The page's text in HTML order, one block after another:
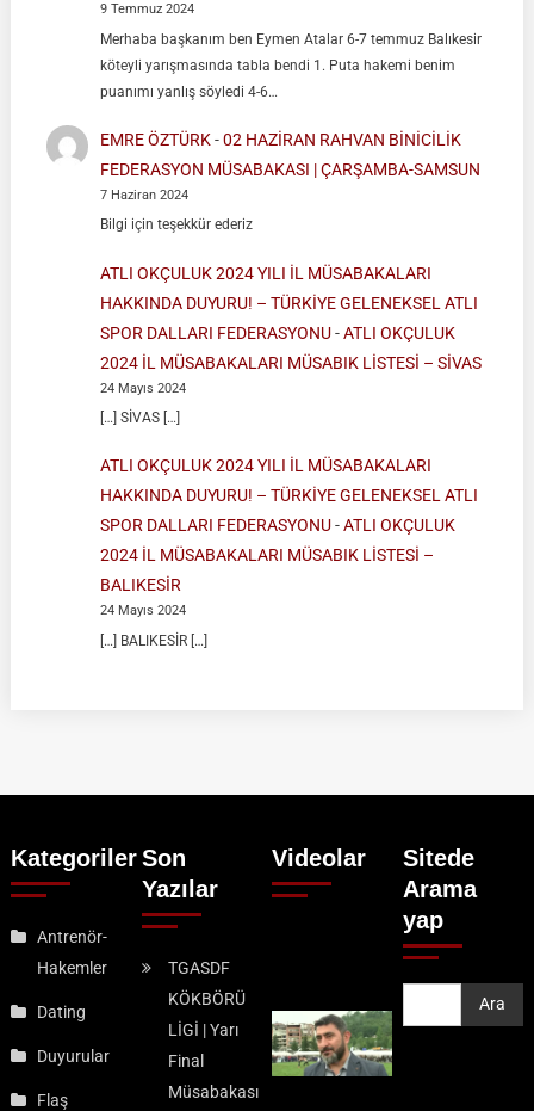
9 Temmuz 2024
Merhaba başkanım ben Eymen Atalar 6-7 temmuz Balıkesir
köteyli yarışmasında tabla bendi 1. Puta hakemi benim
puanımı yanlış söyledi 4-6…
EMRE ÖZTÜRK-02 HAZİRAN RAHVAN BİNİCİLİK
FEDERASYON MÜSABAKASI | ÇARŞAMBA-SAMSUN
7 Haziran 2024
Bilgi için teşekkür ederiz
ATLI OKÇULUK 2024 YILI İL MÜSABAKALARI
HAKKINDA DUYURU! – TÜRKİYE GELENEKSEL ATLI
SPOR DALLARI FEDERASYONU-ATLI OKÇULUK
2024 İL MÜSABAKALARI MÜSABIK LİSTESİ – SİVAS
24 Mayıs 2024
[…] SİVAS […]
ATLI OKÇULUK 2024 YILI İL MÜSABAKALARI
HAKKINDA DUYURU! – TÜRKİYE GELENEKSEL ATLI
SPOR DALLARI FEDERASYONU-ATLI OKÇULUK
2024 İL MÜSABAKALARI MÜSABIK LİSTESİ –
BALIKESİR
24 Mayıs 2024
[…] BALIKESİR […]
Kategoriler
Antrenör-
Hakemler
Dating
Duyurular
Flaş
Son
Yazılar
TGASDF
KÖKBÖRÜ
LİGİ | Yarı
Final
Müsabakası
Videolar
Sitede
Arama
yap
Ara